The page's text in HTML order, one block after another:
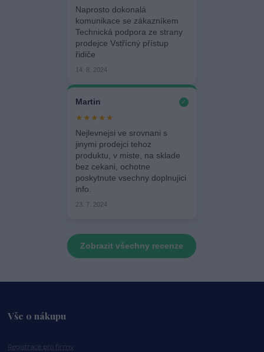
Naprosto dokonalá
komunikace se zákazníkem
Technická podpora ze strany
prodejce Vstřícný přístup
řidiče
14. 8. 2024
Martin ✓
★★★★★
Nejlevnejsi ve srovnani s
jinymi prodejci tehoz
produktu, v miste, na sklade
bez cekani, ochotne
poskytnute vsechny doplnujici
info.
23. 7. 2024
Zobrazit všechny recenze
Vše o nákupu
Registrace pro firmy